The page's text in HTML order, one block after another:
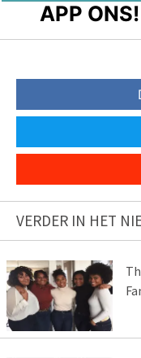
APP ONS!
VERDER IN HET